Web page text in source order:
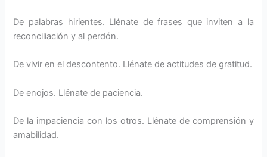
De palabras hirientes. Llénate de frases que inviten a la
reconciliación y al perdón.
De vivir en el descontento. Llénate de actitudes de gratitud.
De enojos. Llénate de paciencia.
De la impaciencia con los otros. Llénate de comprensión y
amabilidad.